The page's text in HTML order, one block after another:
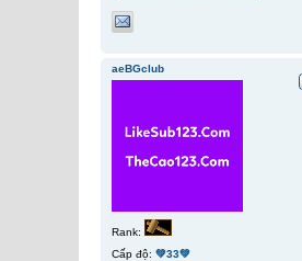
aeBGclub
Rank:
Cấp độ: 💚33💚